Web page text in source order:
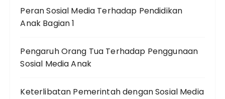
Peran Sosial Media Terhadap Pendidikan
Anak Bagian 1
Pengaruh Orang Tua Terhadap Penggunaan
Sosial Media Anak
Keterlibatan Pemerintah dengan Sosial Media